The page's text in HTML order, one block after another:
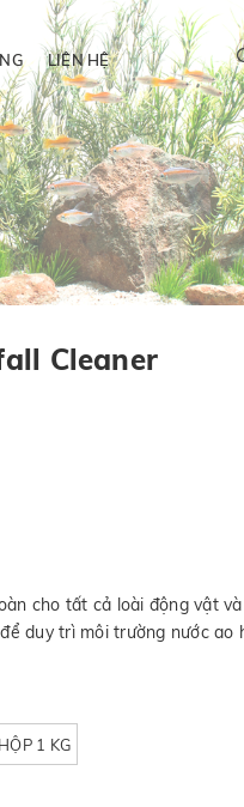
LIÊN HỆ
Cleaner
cho tất cả loài động vật
duy trì môi trường nước ao
HỘP 1 KG